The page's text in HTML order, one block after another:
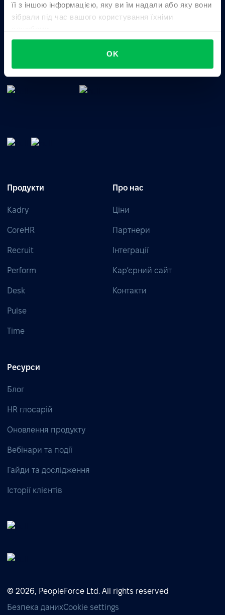
її з іншою інформацією, яку ви їм надали або яку вони
зібрали під час вашого користування їхніми
OK
часом, ефективністю та культурою компанії.
Продукти
Kadry
CoreHR
Recruit
Perform
Desk
Pulse
Time
Про нас
Ціни
Партнери
Інтеграції
Кар’єрний сайт
Контакти
Ресурси
Блог
HR глосарій
Оновлення продукту
Вебінари та події
Гайди та дослідження
Історії клієнтів
© 2026, PeopleForce Ltd. All rights reserved
Безпека данихCookie settings